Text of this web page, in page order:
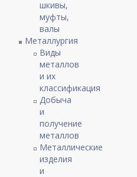
шкивы,
муфты,
валы
Металлургия
Виды
металлов
и их
классификация
Добыча
и
получение
металлов
Металлические
изделия
и